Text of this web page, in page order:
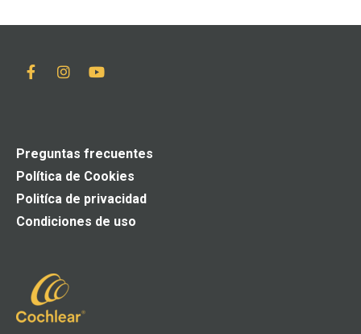
Preguntas frecuentes
Política de Cookies
Politíca de privacidad
Condiciones de uso